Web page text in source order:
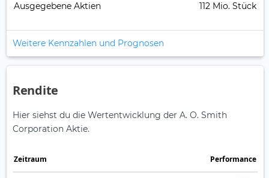
Ausgegebene Aktien 112 Mio. Stück
Weitere Kennzahlen und Prognosen
Rendite
Hier siehst du die Wertentwicklung der A. O. Smith
Corporation Aktie.
Zeitraum Perfor­mance